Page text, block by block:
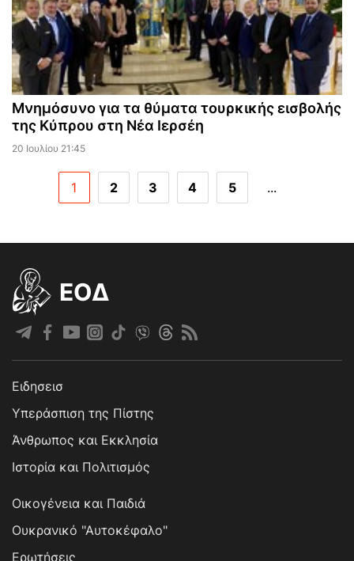
Μνημόσυνο για τα θύματα τουρκικής εισβολής
της Κύπρου στη Νέα Ιερσέη
20 Ιουλίου 21:45
1 2 3 4 5 ...
EOΔ
Ειδησεισ
Υπεράσπιση της Πίστης
Άνθρωπος και Εκκλησία
Ιστορία και Πολιτισμός
Οικογένεια και Παιδιά
Ουκρανικό "Αυτοκέφαλο"
Ερωτήσεις